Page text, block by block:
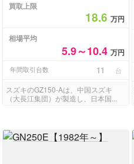
買取上限
18.6万円
相場平均
5.9～10.4万円
年間取引台数 11 台
スズキのGZ150-Aは、中国スズキ
（大長江集団）が製造し、日本国...